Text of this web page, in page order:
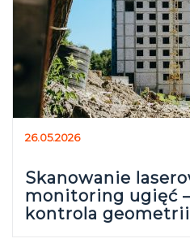
26.05.2026
Skanowanie
monitoring ugięć
kontrola